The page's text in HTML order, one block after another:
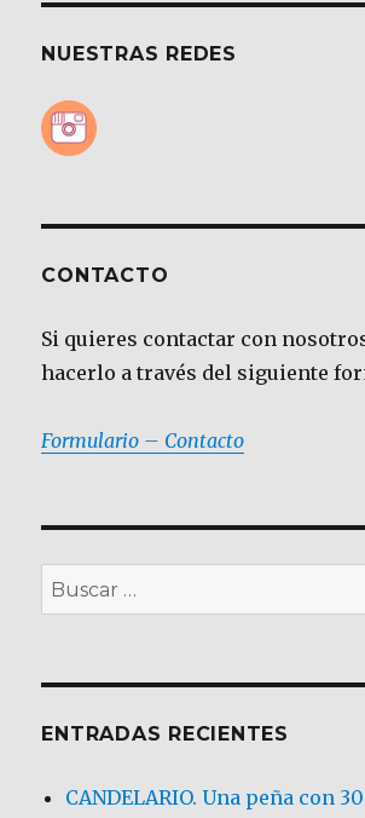
NUESTRAS REDES
CONTACTO
Si quieres contactar con
hacerlo a través del siguiente
Formulario – Contacto
Buscar
por:
ENTRADAS RECIENTES
CANDELARIO. Una peña con